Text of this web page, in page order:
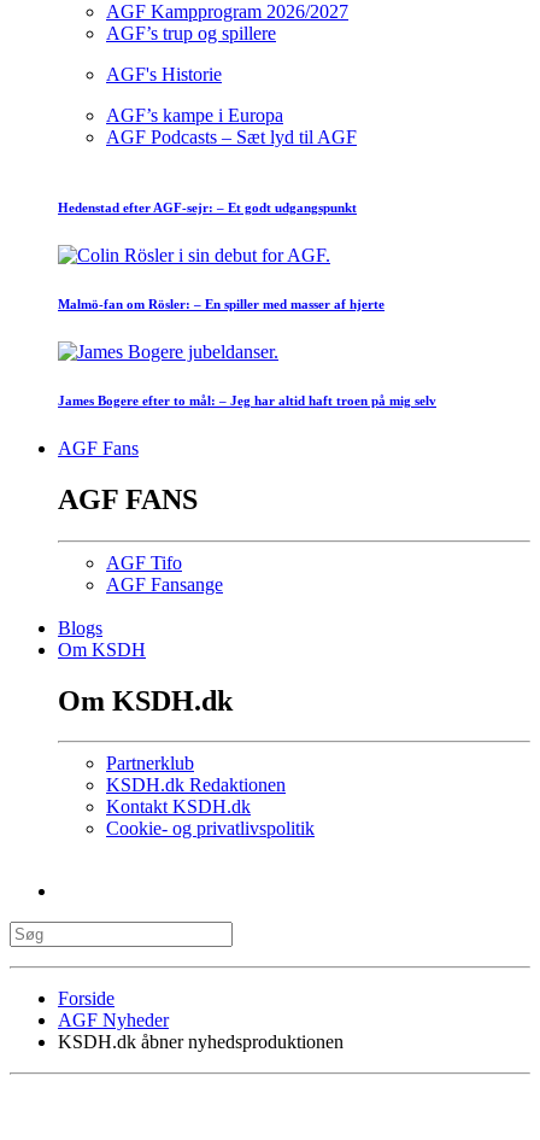
AGF Kampprogram 2026/2027
AGF’s trup og spillere
AGF's Historie
AGF’s kampe i Europa
AGF Podcasts – Sæt lyd til AGF
Hedenstad efter AGF-sejr: – Et godt udgangspunkt
Malmö-fan om Rösler: – En spiller med masser af hjerte
James Bogere efter to mål: – Jeg har altid haft troen på mig selv
AGF Fans
AGF FANS
AGF Tifo
AGF Fansange
Blogs
Om KSDH
Om KSDH.dk
Partnerklub
KSDH.dk Redaktionen
Kontakt KSDH.dk
Cookie- og privatlivspolitik
Forside
AGF Nyheder
KSDH.dk åbner nyhedsproduktionen